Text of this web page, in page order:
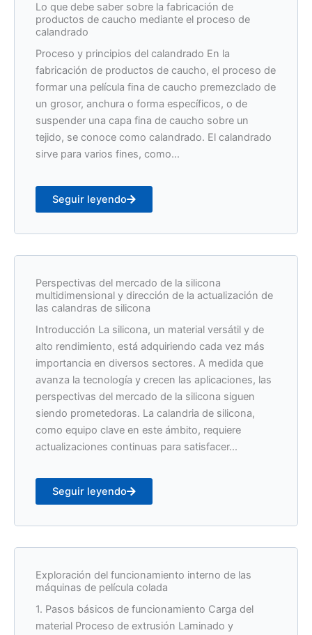
Lo que debe saber sobre la fabricación de
productos de caucho mediante el proceso de
calandrado
Proceso y principios del calandrado En la
fabricación de productos de caucho, el proceso de
formar una película fina de caucho premezclado de
un grosor, anchura o forma específicos, o de
suspender una capa fina de caucho sobre un
tejido, se conoce como calandrado. El calandrado
sirve para varios fines, como...
Seguir leyendo
Perspectivas del mercado de la silicona
multidimensional y dirección de la actualización de
las calandras de silicona
Introducción La silicona, un material versátil y de
alto rendimiento, está adquiriendo cada vez más
importancia en diversos sectores. A medida que
avanza la tecnología y crecen las aplicaciones, las
perspectivas del mercado de la silicona siguen
siendo prometedoras. La calandria de silicona,
como equipo clave en este ámbito, requiere
actualizaciones continuas para satisfacer...
Seguir leyendo
Exploración del funcionamiento interno de las
máquinas de película colada
1. Pasos básicos de funcionamiento Carga del
material Proceso de extrusión Laminado y